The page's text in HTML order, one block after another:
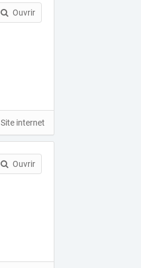
Ouvrir
Site internet
Ouvrir